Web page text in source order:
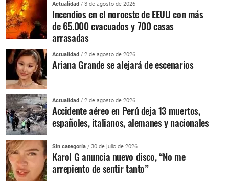
Actualidad / 3 de agosto de 2026
Incendios en el noroeste de EEUU con más
de 65.000 evacuados y 700 casas
arrasadas
Actualidad / 2 de agosto de 2026
Ariana Grande se alejará de escenarios
Actualidad / 2 de agosto de 2026
Accidente aéreo en Perú deja 13 muertos,
españoles, italianos, alemanes y nacionales
Sin categoría / 30 de julio de 2026
Karol G anuncia nuevo disco, “No me
arrepiento de sentir tanto”